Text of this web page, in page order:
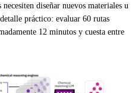
diseñar nuevos materiales u
práctico: evaluar 60 rutas
12 minutos y cuesta entre